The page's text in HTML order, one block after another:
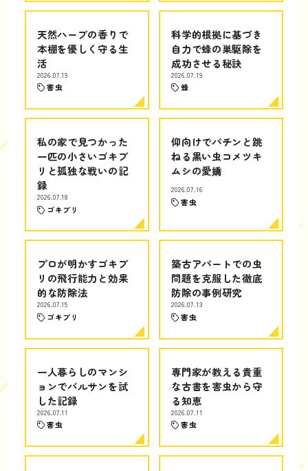
天然ハーブの香りで
本棚を優しく守る生
活
2026.07.19
害虫
科学的根拠に基づき
自力で蜂の巣駆除を
成功させる秘訣
2026.07.19
蜂
私の家で見つかった
一匹の小さいゴキブ
リと孤独な戦いの記
録
2026.07.18
ゴキブリ
仰向けでパチンと跳
ねる黒い虫コメツキ
ムシの愛嬌
2026.07.16
害虫
プロが明かすゴキブ
リの飛行能力と効果
的な防除法
2026.07.15
ゴキブリ
築古アパートでの虫
問題を克服した徹底
防除の事例研究
2026.07.13
害虫
一人暮らしのマンシ
ョンでバルサンを試
した記録
2026.07.11
害虫
専門家が教える貴重
な古書を害虫から守
る知恵
2026.07.11
害虫